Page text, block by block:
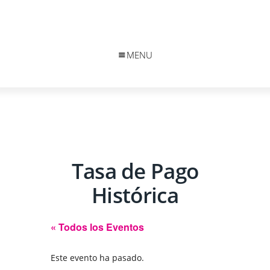
MENU
Tasa de Pago
Histórica
« Todos los Eventos
Este evento ha pasado.